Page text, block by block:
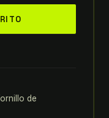
de